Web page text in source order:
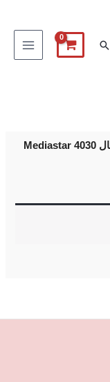
البحث
/ منتجات تحت الوسم “جهاز استقبال Mediastar 4030